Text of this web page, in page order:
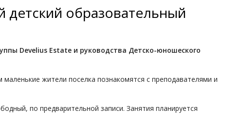
детский образовательный
Develius Estate и руководства Детско-юношеского
жители поселка познакомятся с преподавателями и
по предварительной записи. Занятия планируется